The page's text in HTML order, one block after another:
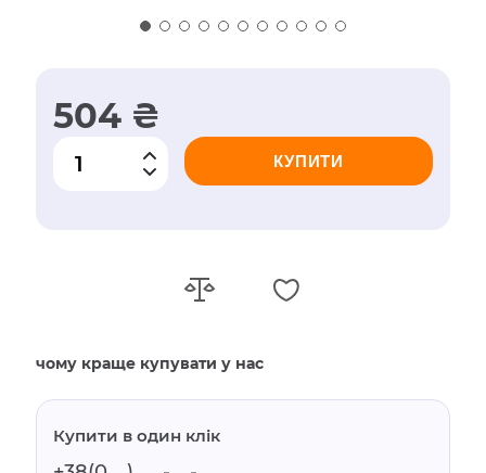
504 ₴
КУПИТИ
чому краще купувати у нас
Купити в один клік